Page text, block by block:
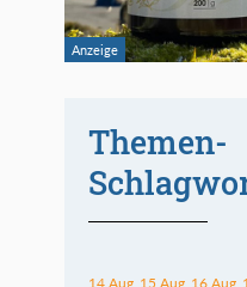
Themen-
14 Aug 15 Aug 16 Aug